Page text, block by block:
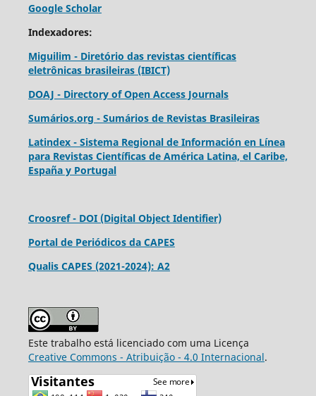
Google Scholar
Indexadores:
Miguilim - Diretório das revistas científicas
eletrônicas brasileiras (IBICT)
DOAJ - Directory of Open Access Journals
Sumários.org - Sumários de Revistas Brasileiras
Latindex - Sistema Regional de Información en Línea
para Revistas Científicas de América Latina, el Caribe,
España y Portugal
Croosref - DOI (Digital Object Identifier)
Portal de Periódicos da CAPES
Qualis CAPES (2021-2024): A2
Este trabalho está licenciado com uma Licença
Creative Commons - Atribuição - 4.0 Internacional.